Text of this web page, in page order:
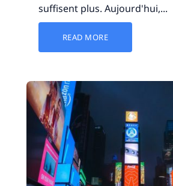
suffisent plus. Aujourd'hui,...
READ MORE